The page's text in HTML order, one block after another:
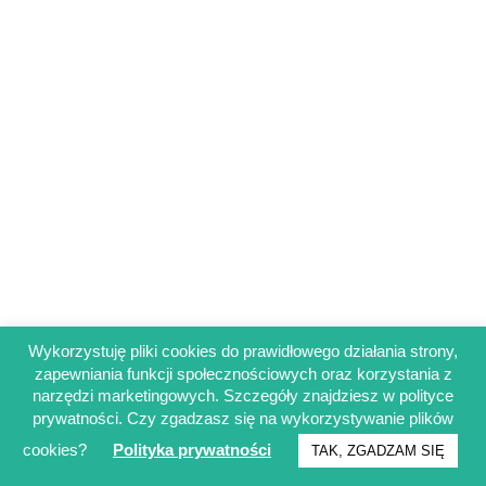
Regulamin sklepu
Polityka prywatności
Obowiązek informacyjny RODO
© Francuskinotesik.pl 2025
Wykorzystuję pliki cookies do prawidłowego działania strony,
zapewniania funkcji społecznościowych oraz korzystania z
narzędzi marketingowych. Szczegóły znajdziesz w polityce
prywatności. Czy zgadzasz się na wykorzystywanie plików
cookies?
Polityka prywatności TAK, ZGADZAM SIĘ